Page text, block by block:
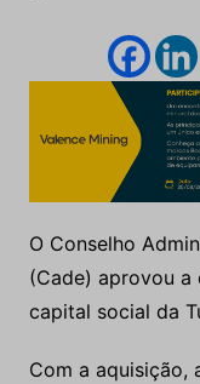
O Conselho
(Cade) aprovou a
capital social da
Com a aquisição,